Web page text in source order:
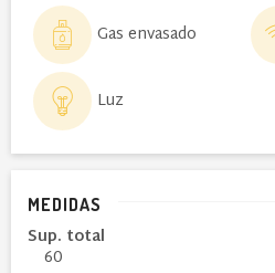
Gas envasado
Luz
MEDIDAS
Sup. total
60